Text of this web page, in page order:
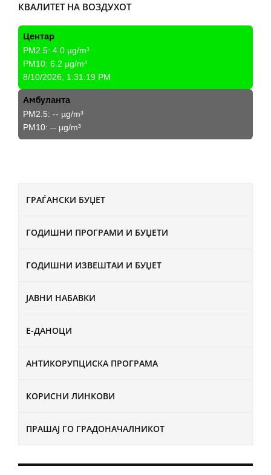
ГРАЃАНСКИ БУЏЕТ
ГОДИШНИ ПРОГРАМИ И БУЏЕТИ
ГОДИШНИ ИЗВЕШТАИ И БУЏЕТ
ЈАВНИ НАБАВКИ
Е-ДАНОЦИ
АНТИКОРУПЦИСКА ПРОГРАМА
КОРИСНИ ЛИНКОВИ
ПРАШАЈ ГО ГРАДОНАЧАЛНИКОТ
КВАЛИТЕТ НА ВОЗДУХОТ
Центар
PM2.5: 4.0 µg/m³
PM10: 6.2 µg/m³
8/10/2026, 1:31:19 PM
Амбуланта
PM2.5: -- µg/m³
PM10: -- µg/m³